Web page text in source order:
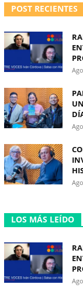
POST RECIENTES
LOS MÁS LEÍDO